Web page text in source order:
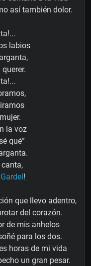
así también dolor.
labios
la voz
qué”
canta,
Gardel !
que llevo adentro,
del corazón.
de mis anhelos
para los dos.
horas de mi vida
un gran pesar.